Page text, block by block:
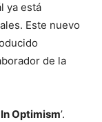
ya está
Este nuevo
de la
In Optimism’.